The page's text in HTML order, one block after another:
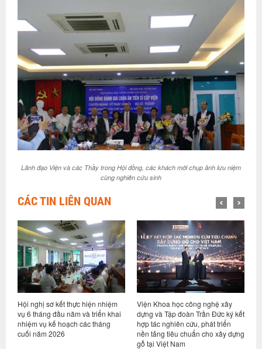
Lãnh đạo Viện và các Thầy trong Hội đồng, các khách mời chụp ảnh lưu niệm
cùng nghiên cứu sinh
CÁC TIN LIÊN QUAN
Hội nghị sơ kết thực hiện nhiệm
vụ 6 tháng đầu năm và triển khai
nhiệm vụ kế hoạch các tháng
cuối năm 2026
Viện Khoa học công nghệ xây
dựng và Tập đoàn Trần Đức ký kết
hợp tác nghiên cứu, phát triển
nền tảng tiêu chuẩn cho xây dựng
gỗ tại Việt Nam